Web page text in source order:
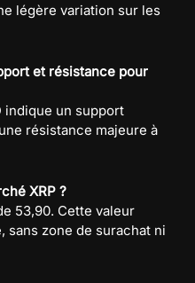
légère variation sur les
et résistance pour
indique un support
résistance majeure à
XRP ?
53,90. Cette valeur
sans zone de surachat ni